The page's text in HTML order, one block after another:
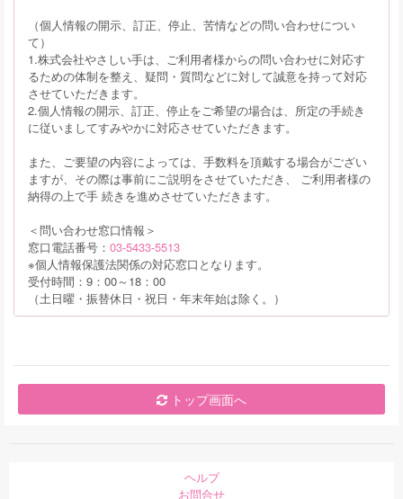
（個人情報の開示、訂正、停止、苦情などの問い合わせについ
て）
1.株式会社やさしい手は、ご利用者様からの問い合わせに対応す
るための体制を整え、疑問・質問などに対して誠意を持って対応
させていただきます。
2.個人情報の開示、訂正、停止をご希望の場合は、所定の手続き
に従いましてすみやかに対応させていただきます。
また、ご要望の内容によっては、手数料を頂戴する場合がござい
ますが、その際は事前にご説明をさせていただき、 ご利用者様の
納得の上で手 続きを進めさせていただきます。
＜問い合わせ窓口情報＞
窓口電話番号： 03-5433-5513
※個人情報保護法関係の対応窓口となります。
受付時間：9：00～18：00
（土日曜・振替休日・祝日・年末年始は除く。）
トップ画面へ
ヘルプ
お問合せ